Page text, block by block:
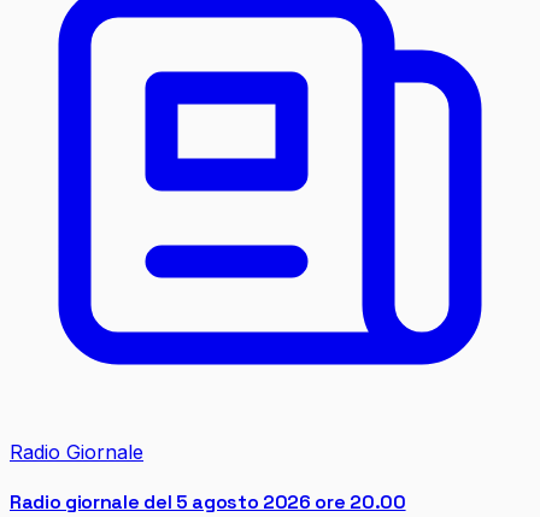
Radio Giornale
Radio giornale del 5 agosto 2026 ore 20.00